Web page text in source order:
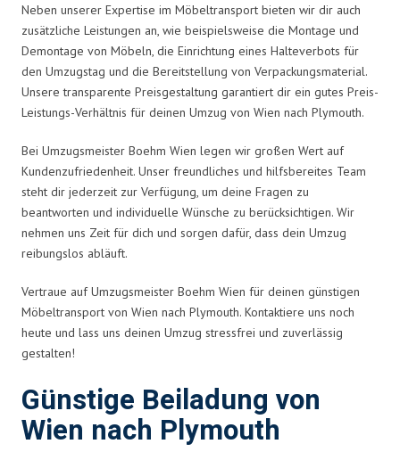
Neben unserer Expertise im Möbeltransport bieten wir dir auch
zusätzliche Leistungen an, wie beispielsweise die Montage und
Demontage von Möbeln, die Einrichtung eines Halteverbots für
den Umzugstag und die Bereitstellung von Verpackungsmaterial.
Unsere transparente Preisgestaltung garantiert dir ein gutes Preis-
Leistungs-Verhältnis für deinen Umzug von Wien nach Plymouth.
Bei Umzugsmeister Boehm Wien legen wir großen Wert auf
Kundenzufriedenheit. Unser freundliches und hilfsbereites Team
steht dir jederzeit zur Verfügung, um deine Fragen zu
beantworten und individuelle Wünsche zu berücksichtigen. Wir
nehmen uns Zeit für dich und sorgen dafür, dass dein Umzug
reibungslos abläuft.
Vertraue auf Umzugsmeister Boehm Wien für deinen günstigen
Möbeltransport von Wien nach Plymouth. Kontaktiere uns noch
heute und lass uns deinen Umzug stressfrei und zuverlässig
gestalten!
Günstige Beiladung von
Wien nach Plymouth